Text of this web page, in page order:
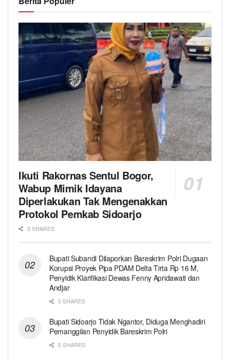
Ikuti Rakornas Sentul Bogor,
Wabup Mimik Idayana
Diperlakukan Tak Mengenakkan
Protokol Pemkab Sidoarjo
0 SHARES
Bupati Subandi Dilaporkan Bareskrim Polri Dugaan
Korupsi Proyek Pipa PDAM Delta Tirta Rp 16 M,
Penyidik Klarifikasi Dewas Fenny Apridawati dan
Andjar
0 SHARES
Bupati Sidoarjo Tidak Ngantor, Diduga Menghadiri
Pemanggilan Penyidik Bareskrim Polri
0 SHARES